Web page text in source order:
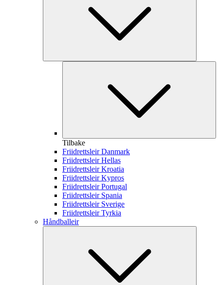
Tilbake
Friidrettsleir Danmark
Friidrettsleir Hellas
Friidrettsleir Kroatia
Friidrettsleir Kypros
Friidrettsleir Portugal
Friidrettsleir Spania
Friidrettsleir Sverige
Friidrettsleir Tyrkia
Håndballeir